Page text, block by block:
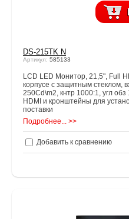
DS-215TK N
Артикул: 585133
LCD LED Монитор, 21,5", Full
корпусе с защитным стеклом,
250Cd\m2, кнтр 1000:1, угл
HDMI и кронштейны для
поставки
Подробнее... >>
Добавить к сравнению